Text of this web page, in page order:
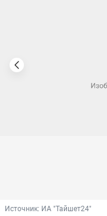
Источник: ИА "Тайшет24"